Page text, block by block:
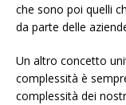
che sono poi quelli
da parte delle
Un altro concetto
complessità è
complessità dei